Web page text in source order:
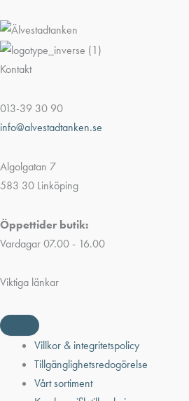
Kontakt
013-39 30 90
info@alvestadtanken.se
Algolgatan 7
583 30 Linköping
Öppettider butik:
Vardagar 07.00 - 16.00
Viktiga länkar
Villkor & integritetspolicy
Tillgänglighetsredogörelse
Vårt sortiment